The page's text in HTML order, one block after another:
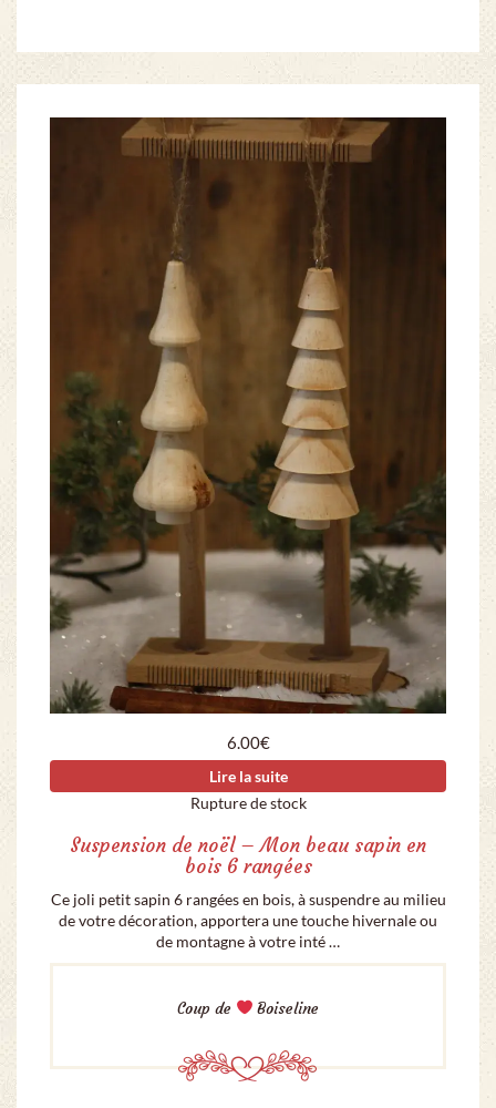
6.00€
Lire la suite
Rupture de stock
Suspension de noël – Mon beau sapin en
bois 6 rangées
Ce joli petit sapin 6 rangées en bois, à suspendre au milieu
de votre décoration, apportera une touche hivernale ou
de montagne à votre inté …
Coup de Boiseline